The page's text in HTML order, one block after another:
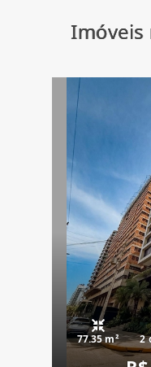
Imóveis
77.35 m² 2